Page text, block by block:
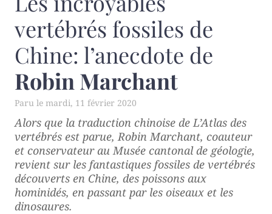
vertébrés fossiles de
Chine: l’anecdote de
Robin Marchant
mardi, 11 février 2020
Alors que la traduction chinoise de L’Atlas des
vertébrés est parue, Robin Marchant, coauteur
et conservateur au Musée cantonal de géologie,
revient sur les fantastiques fossiles de vertébrés
découverts en Chine, des poissons aux
hominidés, en passant par les oiseaux et les
dinosaures.